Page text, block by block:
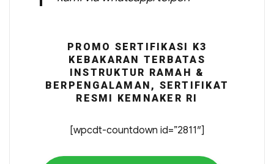
PROMO SERTIFIKASI K3
KEBAKARAN TERBATAS
INSTRUKTUR RAMAH &
BERPENGALAMAN, SERTIFIKAT
RESMI KEMNAKER RI
[wpcdt-countdown id=”2811″]